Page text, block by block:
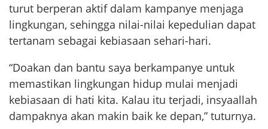
turut berperan aktif dalam kampanye menjaga
lingkungan, sehingga nilai-nilai kepedulian dapat
tertanam sebagai kebiasaan sehari-hari.
“Doakan dan bantu saya berkampanye untuk
memastikan lingkungan hidup mulai menjadi
kebiasaan di hati kita. Kalau itu terjadi, insyaallah
dampaknya akan makin baik ke depan,” tuturnya.